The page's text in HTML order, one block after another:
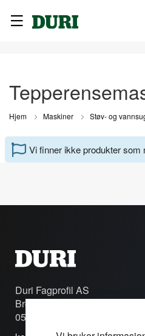
Hjem Maskiner Støv- og
Vi finner ikke produkter som
Duri Fagprofil AS
Brobekkveien 80c
0582 Oslo